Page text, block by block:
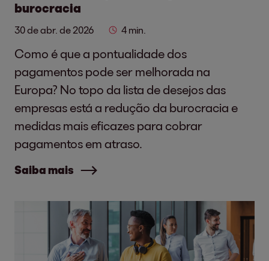
burocracia
30 de abr. de 2026 4 min.
Como é que a pontualidade dos
pagamentos pode ser melhorada na
Europa? No topo da lista de desejos das
empresas está a redução da burocracia e
medidas mais eficazes para cobrar
pagamentos em atraso.
Saiba mais